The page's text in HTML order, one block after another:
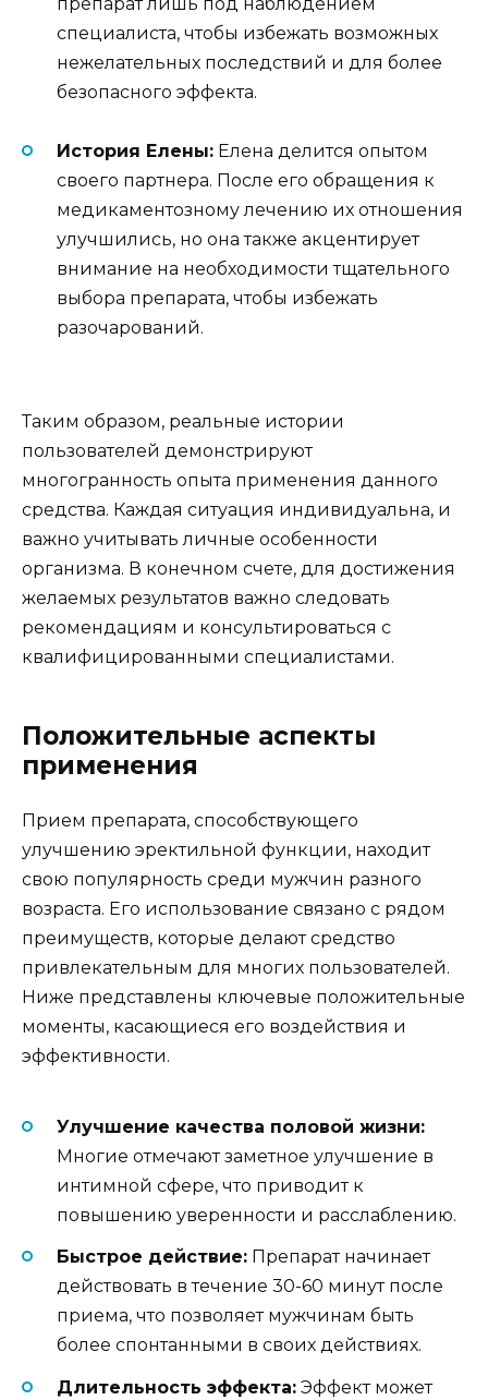
специалиста, чтобы избежать возможных
нежелательных последствий и для более
безопасного эффекта.
История Елены: Елена делится опытом
своего партнера. После его обращения к
медикаментозному лечению их отношения
улучшились, но она также акцентирует
внимание на необходимости тщательного
выбора препарата, чтобы избежать
разочарований.
Таким образом, реальные истории
пользователей демонстрируют
многогранность опыта применения данного
средства. Каждая ситуация индивидуальна, и
важно учитывать личные особенности
организма. В конечном счете, для достижения
желаемых результатов важно следовать
рекомендациям и консультироваться с
квалифицированными специалистами.
Положительные аспекты
применения
Прием препарата, способствующего
улучшению эректильной функции, находит
свою популярность среди мужчин разного
возраста. Его использование связано с рядом
преимуществ, которые делают средство
привлекательным для многих пользователей.
Ниже представлены ключевые положительные
моменты, касающиеся его воздействия и
эффективности.
Улучшение качества половой жизни:
Многие отмечают заметное улучшение в
интимной сфере, что приводит к
повышению уверенности и расслаблению.
Быстрое действие: Препарат начинает
действовать в течение 30-60 минут после
приема, что позволяет мужчинам быть
более спонтанными в своих действиях.
Длительность эффекта: Эффект может